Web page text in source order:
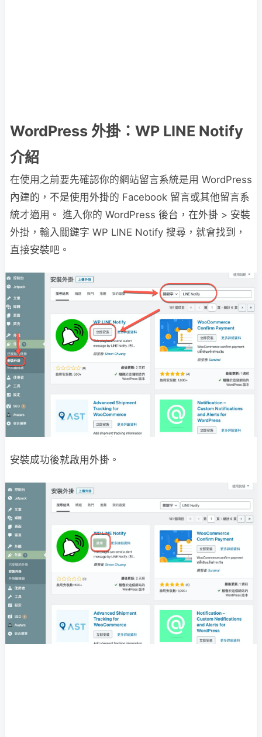
WordPress 外掛：WP LINE Notify
介紹
在使用之前要先確認你的網站留言系統是用 WordPress
內建的，不是使用外掛的 Facebook 留言或其他留言系
統才適用。 進入你的 WordPress 後台，在外掛 > 安裝
外掛，輸入關鍵字 WP LINE Notify 搜尋，就會找到，
直接安裝吧。
安裝成功後就啟用外掛。